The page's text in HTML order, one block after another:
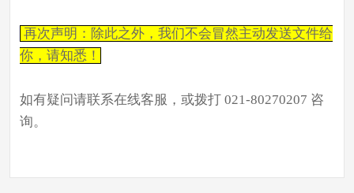
再次声明：除此之外，我们不会冒然主动发送文件给
你，请知悉！
如有疑问请联系在线客服，或拨打 021-80270207 咨
询。